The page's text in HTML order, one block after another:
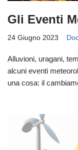
Gli Eventi
24 Giugno 2023
Alluvioni, uragani,
alcuni eventi
una cosa: il